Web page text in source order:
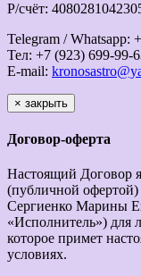
Р/счёт:
Telegram / Whatsapp:
Тел: +7 (923) 699-99-
E-mail:
× закрыть
Договор-оферта
Настоящий Договор
(публичной
Сергиенко Марины
«Исполнитель») для
которое примет
условиях.